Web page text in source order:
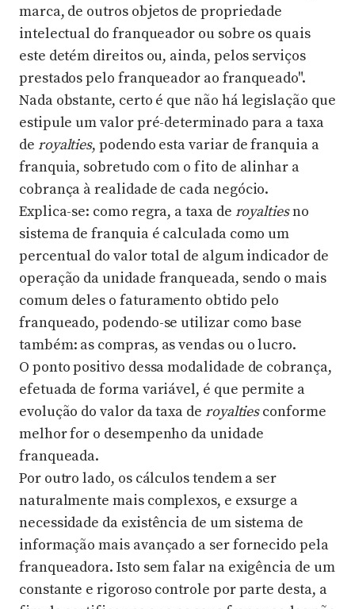
marca, de outros objetos de propriedade
intelectual do franqueador ou sobre os quais
este detém direitos ou, ainda, pelos serviços
prestados pelo franqueador ao franqueado".
Nada obstante, certo é que não há legislação que
estipule um valor pré-determinado para a taxa
de royalties, podendo esta variar de franquia a
franquia, sobretudo com o fito de alinhar a
cobrança à realidade de cada negócio.
Explica-se: como regra, a taxa de royaltiesno
sistema de franquia é calculada como um
percentual do valor total de algum indicador de
operação da unidade franqueada, sendo o mais
comum deles o faturamento obtido pelo
franqueado, podendo-se utilizar como base
também: as compras, as vendas ou o lucro.
O ponto positivo dessa modalidade de cobrança,
efetuada de forma variável, é que permite a
evolução do valor da taxa de royaltiesconforme
melhor for o desempenho da unidade
franqueada.
Por outro lado, os cálculos tendem a ser
naturalmente mais complexos, e exsurge a
necessidade da existência de um sistema de
informação mais avançado a ser fornecido pela
franqueadora. Isto sem falar na exigência de um
constante e rigoroso controle por parte desta, a